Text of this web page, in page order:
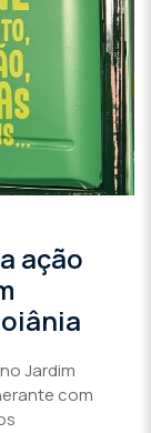
ação
Jardim
com